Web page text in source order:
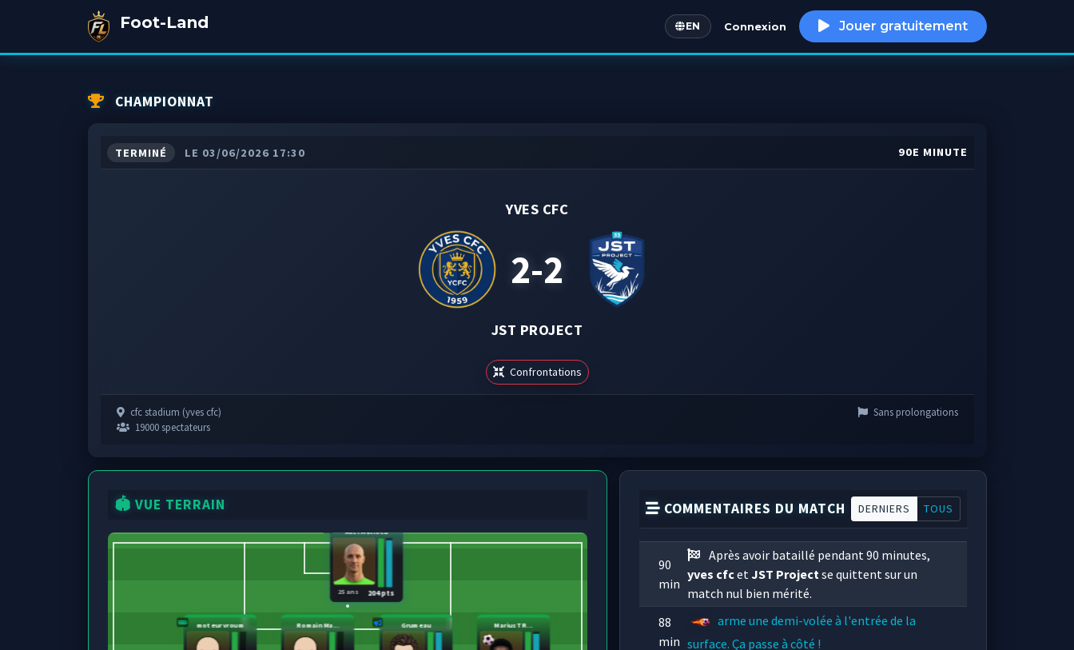
Foot-Land EN
English Connexion Jouer gratuitement
CHAMPIONNAT
TERMINÉ LE 03/06/2026 17:30 90E MINUTE
YVES CFC
2-2
JST PROJECT
Confrontations
cfc stadium (yves cfc)
19000 spectateurs
Sans prolongations
🏟️ VUE TERRAIN
Axel Mathieu
204 pts
25 ans
moteur vroum Romain Ma... Grumeau Marius TR...
COMMENTAIRES DU MATCH DERNIERS TOUS
90
min
Après avoir bataillé pendant 90 minutes,
yves cfcetJST Projectse quittent sur un
match nul bien mérité.
88
min
arme une demi-volée à l'entrée de la
surface. Ça passe à côté !